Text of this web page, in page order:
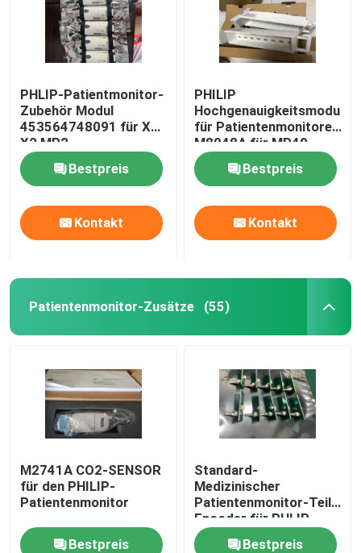
PHLIP-Patientmonitor-
Zubehör Modul
453564748091 für X1
X2 MP2
Bestpreis
Kontakt
PHILIP
Hochgenauigkeitsmodul
für Patientenmonitore
M8048A für MP40
MP50
Bestpreis
Kontakt
Patientenmonitor-Zusätze (55)
M2741A CO2-SENSOR
für den PHILIP-
Patientenmonitor
Bestpreis
Standard-
Medizinischer
Patientenmonitor-Teile
Encoder für PHLIP
VM6 VM8
Bestpreis